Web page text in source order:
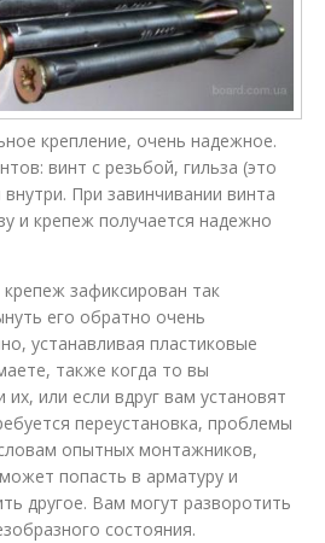
крепление, очень надежное.
винт с резьбой, гильза (это
При завинчивании винта
и крепеж получается надежно
зафиксирован так
его обратно очень
устанавливая пластиковые
также когда то вы
или если вдруг вам установят
переустановка, проблемы
опытных монтажников,
попасть в арматуру и
другое. Вам могут разворотить
состояния.